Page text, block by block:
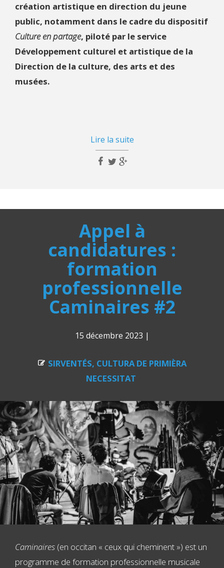
création artistique en direction du jeune
public, notamment dans le cadre du dispositif
Culture en partage, piloté par le service
Développement culturel et artistique de la
Direction de la culture, des arts et des
musées.
Lire la suite
Appel à
candidatures :
formation
professionnelle
Caminaires #2
15 décembre 2023 |
SIRVENTÉS, CULTURA DE PRIMIÈRA
NECESSITAT
Caminaires (en occitan « ceux qui cheminent ») est un
programme de formation professionnelle musicale